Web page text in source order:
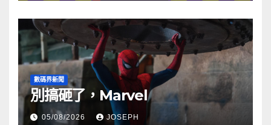
數碼界新聞
別搞砸了，Marvel
05/08/2026 JOSEPH